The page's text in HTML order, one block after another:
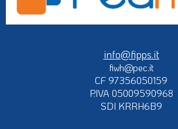
info@fipps.it
fiwh@pec.it
CF 97356050159
P.IVA 05009590968
SDI KRRH6B9